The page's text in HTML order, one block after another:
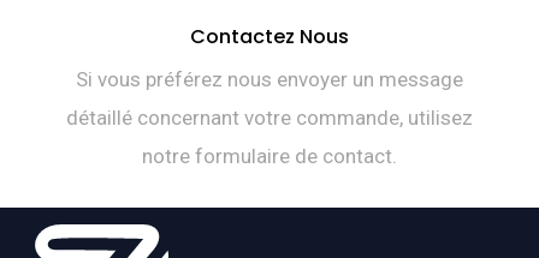
Contactez Nous
Si vous préférez nous envoyer un message
détaillé concernant votre commande, utilisez
notre formulaire de contact.